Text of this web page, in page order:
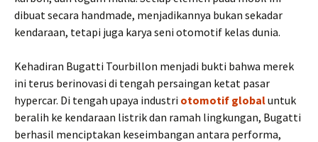
dibuat secara handmade, menjadikannya bukan sekadar
kendaraan, tetapi juga karya seni otomotif kelas dunia.
Kehadiran Bugatti Tourbillon menjadi bukti bahwa merek
ini terus berinovasi di tengah persaingan ketat pasar
hypercar. Di tengah upaya industri otomotif globaluntuk
beralih ke kendaraan listrik dan ramah lingkungan, Bugatti
berhasil menciptakan keseimbangan antara performa,